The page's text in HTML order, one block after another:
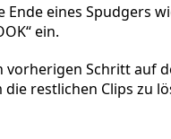
Ende eines Spudgers
ein.
vorherigen Schritt auf
restlichen Clips zu